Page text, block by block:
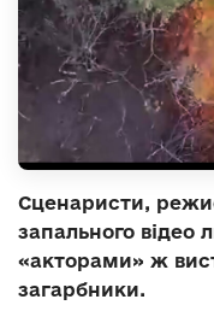
Сценаристи,
запального
«акторами» ж
загарбники.